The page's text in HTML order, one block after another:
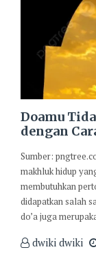
Doamu
dengan
Sumber:
makhluk hidup
membutuhkan
didapatkan salah
do’a juga
dwiki dwiki